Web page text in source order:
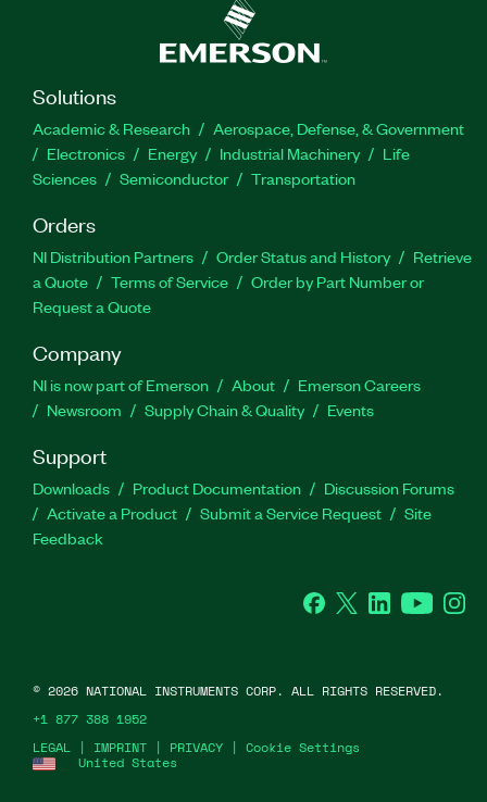
Solutions
Academic & Research
Aerospace, Defense, & Government
Electronics
Energy Industrial Machinery
Life
Sciences
Semiconductor Transportation
Orders
NI Distribution Partners Order Status and History
Retrieve
a Quote
Terms of Service
Order by Part Number or
Request a Quote
Company
NI is now part of Emerson About
Emerson Careers
Newsroom
Supply Chain & Quality Events
Support
Downloads Product Documentation
Discussion Forums
Activate a Product
Submit a Service Request
Site
Feedback
Facebook
Twitter LinkedInYouTube
United States
LEGAL | IMPRINT | PRIVACY | Cookie Settings
© 2026 NATIONAL INSTRUMENTS CORP. ALL RIGHTS RESERVED.
+1 877 388 1952